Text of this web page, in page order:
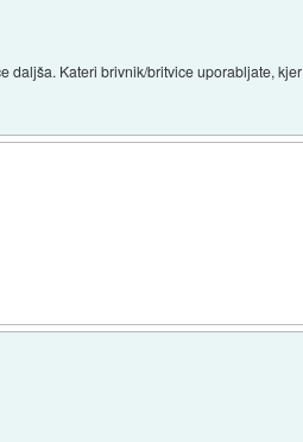
daljša. Kateri brivnik/britvice uporabljate, kjer